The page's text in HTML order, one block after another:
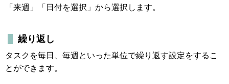
「来週」「日付を選択」から選択します。
繰り返し
タスクを毎日、毎週といった単位で繰り返す設定をするこ
とができます。